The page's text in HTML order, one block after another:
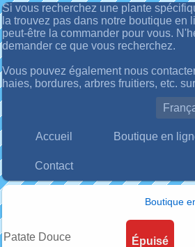
Si vous recherchez une plante
la trouvez pas dans notre boutique en
peut-être la commander pour vous.
demander ce que vous recherchez.
Vous pouvez également nous
haies, bordures, arbres fruitiers, etc.
Accueil Boutique en
Contact
Boutique
Patate Douce Épuisé